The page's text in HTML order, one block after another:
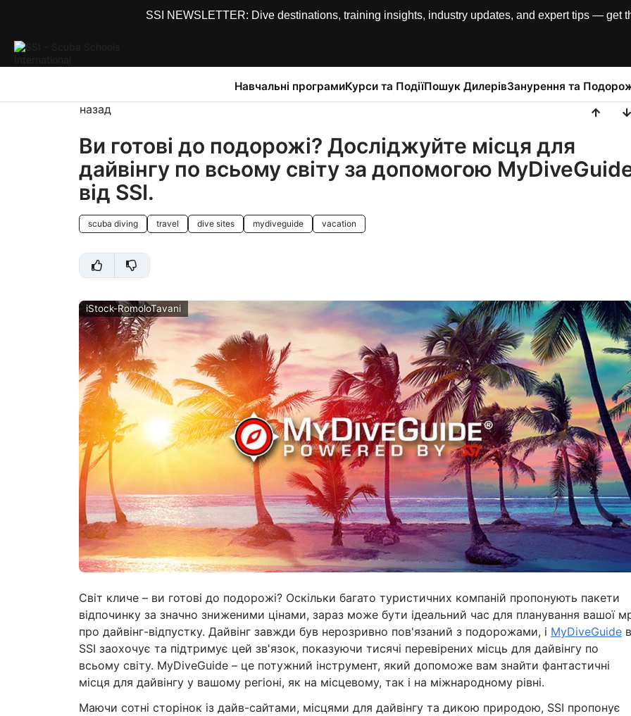
SSI NEWSLETTER: Dive destinations, training insights, industry updates, and expert tips — get
Навчальні програмиКурси та ПодіїПошук ДилерівЗанурення та
назад
Ви готові до подорожі? Досліджуйте місця для
дайвінгу по всьому світу за допомогою
від SSI.
scuba diving travel dive sites mydiveguide vacation
iStock-RomoloTavani
Світ кличе – ви готові до подорожі? Оскільки багато туристичних компаній пропонують пакети
відпочинку за значно зниженими цінами, зараз може бути ідеальний час для планування вашої
про дайвінг-відпустку. Дайвінг завжди був нерозривно пов'язаний з подорожами, і MyDiveGuide
SSI заохочує та підтримує цей зв'язок, показуючи тисячі перевірених місць для дайвінгу по
всьому світу. MyDiveGuide – це потужний інструмент, який допоможе вам знайти фантастичні
місця для дайвінгу у вашому регіоні, як на місцевому, так і на міжнародному рівні.
Маючи сотні сторінок із дайв-сайтами, місцями для дайвінгу та дикою природою, SSI пропонує